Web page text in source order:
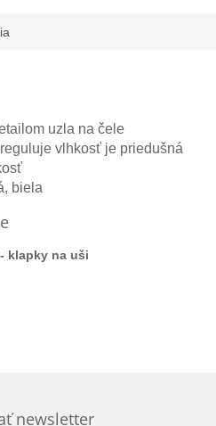
uzla na čele
vlhkosť je priedušná
biela
klapky na uši
newsletter